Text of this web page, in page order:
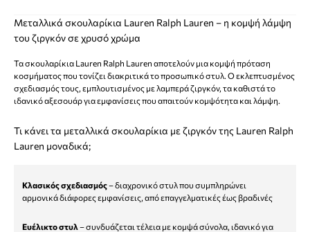
Μεταλλικά σκουλαρίκια Lauren Ralph Lauren – η κομψή λάμψη
του ζιργκόν σε χρυσό χρώμα
Τα σκουλαρίκια Lauren Ralph Lauren αποτελούν μια κομψή πρόταση
κοσμήματος που τονίζει διακριτικά το προσωπικό στυλ. Ο εκλεπτυσμένος
σχεδιασμός τους, εμπλουτισμένος με λαμπερά ζιργκόν, τα καθιστά το
ιδανικό αξεσουάρ για εμφανίσεις που απαιτούν κομψότητα και λάμψη.
Τι κάνει τα μεταλλικά σκουλαρίκια με ζιργκόν της Lauren Ralph
Lauren μοναδικά;
Κλασικός σχεδιασμός– διαχρονικό στυλ που συμπληρώνει
αρμονικά διάφορες εμφανίσεις, από επαγγελματικές έως βραδινές
Ευέλικτο στυλ – συνδυάζεται τέλεια με κομψά σύνολα, ιδανικό για